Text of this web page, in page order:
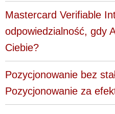
Mastercard Verifiable
odpowiedzialność, gdy
Ciebie?
Pozycjonowanie bez
Pozycjonowanie za